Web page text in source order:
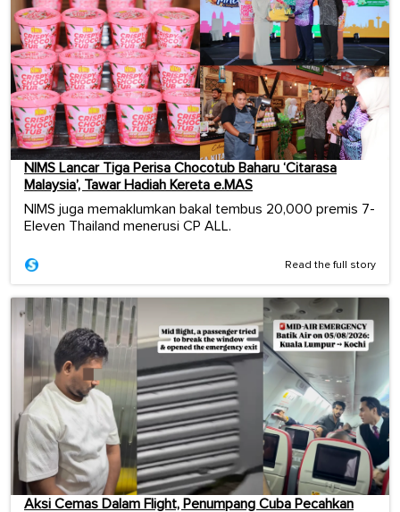
NIMS Lancar Tiga Perisa Chocotub Baharu ‘Citarasa
Malaysia’, Tawar Hadiah Kereta e.MAS
NIMS juga memaklumkan bakal tembus 20,000 premis 7-
Eleven Thailand menerusi CP ALL.
Read the full story
Aksi Cemas Dalam Flight, Penumpang Cuba Pecahkan